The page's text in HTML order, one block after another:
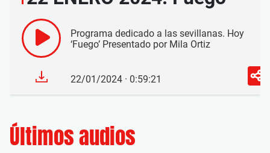
Programa dedicado a las sevillanas. Hoy
‘Fuego’ Presentado por Mila Ortiz
22/01/2024 · 0:59:21
Últimos audios